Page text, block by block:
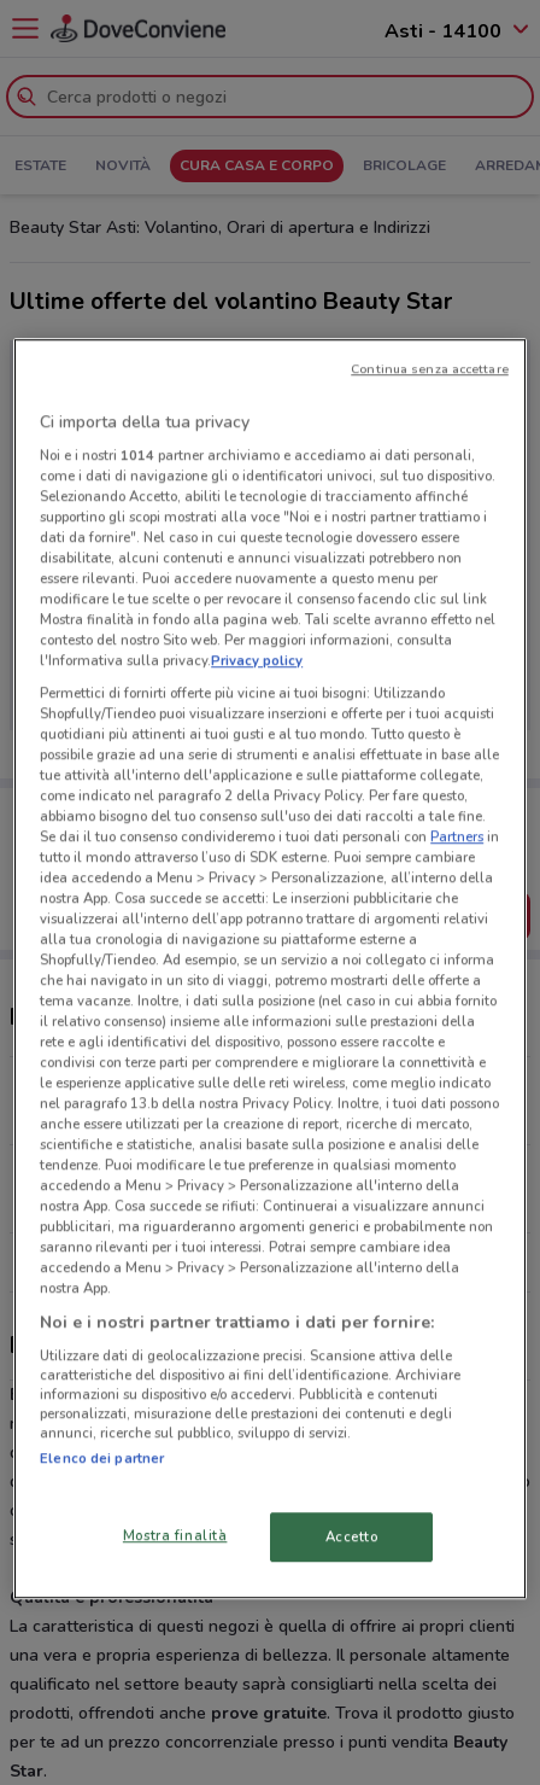
Asti - 14100
ESTATE NOVITÀ CURA CASA E CORPO BRICOLAGE
Beauty Star Asti: Volantino, Orari di apertura e Indirizzi
Ultime offerte del volantino Beauty Star
Ci dispiace, al momento non abbiamo pubblicato
volantini nella tua zona. Riprova più tardi.
Porta DoveConviene sempre con te!
Puoi trovare le migliori offerte dei negozi vicino a te,
salvarle e creare la tua lista del risparmio, comodamente
dal tuo cellulare.
SCARICA L’APP
Negozi Beauty Star a Asti
Corso Canale, 99 Alba
26.1 km
APERTO
Via Vittorio Emanuele, 21 Alba
27.1 km
APERTO
Tutti i negozi Beauty Star
Beauty Star, offerte e negozi
Beauty Starè una catena di profumerie presente con i suoi
numerosi punti vendita in tutto il nord Italia. Troverai tutti i prodotti
delle migliori marche cosmetiche per la cura del viso e il benessere
del corpo. Scopri le offerte di
sul volantino
online e iscriviti alla newsletter di DoveConviene.it per rimanere
sempre aggiornata su tutti i prodotti in promozione.
Qualità e professionalità
La caratteristica di questi negozi è quella di offrire ai propri clienti
una vera e propria esperienza di bellezza. Il personale altamente
qualificato nel settore beauty saprà consigliarti nella scelta dei
prodotti, offrendoti anche prove gratuite. Trova il prodotto giusto
per te ad un prezzo concorrenziale presso i punti vendita Beauty
Star.
Ci importa della tua privacy
Noi e i nostri 1014partner archiviamo e accediamo ai dati personali,
come i dati di navigazione gli o identificatori univoci, sul tuo dispositivo.
Selezionando Accetto, abiliti le tecnologie di tracciamento affinché
supportino gli scopi mostrati alla voce "Noi e i nostri partner trattiamo i
dati da fornire". Nel caso in cui queste tecnologie dovessero essere
disabilitate, alcuni contenuti e annunci visualizzati potrebbero non
essere rilevanti. Puoi accedere nuovamente a questo menu per
modificare le tue scelte o per revocare il consenso facendo clic sul link
Mostra finalità in fondo alla pagina web. Tali scelte avranno effetto nel
contesto del nostro Sito web. Per maggiori informazioni, consulta
l'Informativa sulla privacy.Privacy policy
Permettici di fornirti offerte più vicine ai tuoi bisogni: Utilizzando
Shopfully/Tiendeo puoi visualizzare inserzioni e offerte per i tuoi acquisti
quotidiani più attinenti ai tuoi gusti e al tuo mondo. Tutto questo è
possibile grazie ad una serie di strumenti e analisi effettuate in base alle
tue attività all'interno dell'applicazione e sulle piattaforme collegate,
come indicato nel paragrafo 2 della Privacy Policy. Per fare questo,
abbiamo bisogno del tuo consenso sull'uso dei dati raccolti a tale fine.
Se dai il tuo consenso condivideremo i tuoi dati personali conPartnersin
tutto il mondo attraverso l’uso di SDK esterne. Puoi sempre cambiare
idea accedendo a Menu > Privacy > Personalizzazione, all’interno della
nostra App. Cosa succede se accetti: Le inserzioni pubblicitarie che
visualizzerai all'interno dell’app potranno trattare di argomenti relativi
alla tua cronologia di navigazione su piattaforme esterne a
Shopfully/Tiendeo. Ad esempio, se un servizio a noi collegato ci informa
che hai navigato in un sito di viaggi, potremo mostrarti delle offerte a
tema vacanze. Inoltre, i dati sulla posizione (nel caso in cui abbia fornito
il relativo consenso) insieme alle informazioni sulle prestazioni della
rete e agli identificativi del dispositivo, possono essere raccolte e
condivisi con terze parti per comprendere e migliorare la connettività e
le esperienze applicative sulle delle reti wireless, come meglio indicato
nel paragrafo 13.b della nostra Privacy Policy. Inoltre, i tuoi dati possono
anche essere utilizzati per la creazione di report, ricerche di mercato,
scientifiche e statistiche, analisi basate sulla posizione e analisi delle
tendenze. Puoi modificare le tue preferenze in qualsiasi momento
accedendo a Menu > Privacy > Personalizzazione all'interno della
nostra App. Cosa succede se rifiuti: Continuerai a visualizzare annunci
pubblicitari, ma riguarderanno argomenti generici e probabilmente non
saranno rilevanti per i tuoi interessi. Potrai sempre cambiare idea
accedendo a Menu > Privacy > Personalizzazione all'interno della
nostra App.
Noi e i nostri partner trattiamo i dati per fornire:
Utilizzare dati di geolocalizzazione precisi. Scansione attiva delle
caratteristiche del dispositivo ai fini dell’identificazione. Archiviare
informazioni su dispositivo e/o accedervi. Pubblicità e contenuti
personalizzati, misurazione delle prestazioni dei contenuti e degli
annunci, ricerche sul pubblico, sviluppo di servizi.
Elenco dei partner
Mostra finalità Accetto
Continua senza accettare